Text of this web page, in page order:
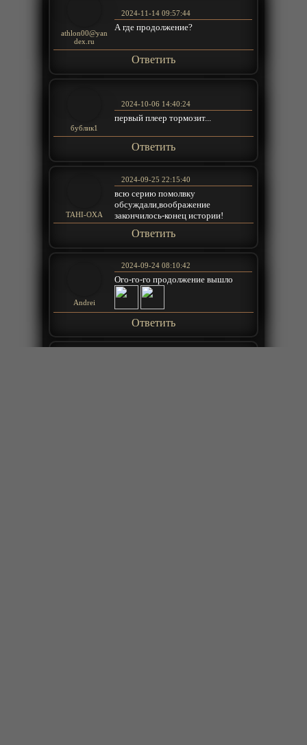
athlon00@yan
dex.ru
2024-11-14 09:57:44
А где продолжение?
Ответить
бублик1
2024-10-06 14:40:24
первый плеер тормозит...
Ответить
TAHI-OXA
2024-09-25 22:15:40
всю серию помолвку
обсуждали,воображение
закончилось-конец истории!
Ответить
Andrei
2024-09-24 08:10:42
Ого-го-го продолжение вышло
Ответить